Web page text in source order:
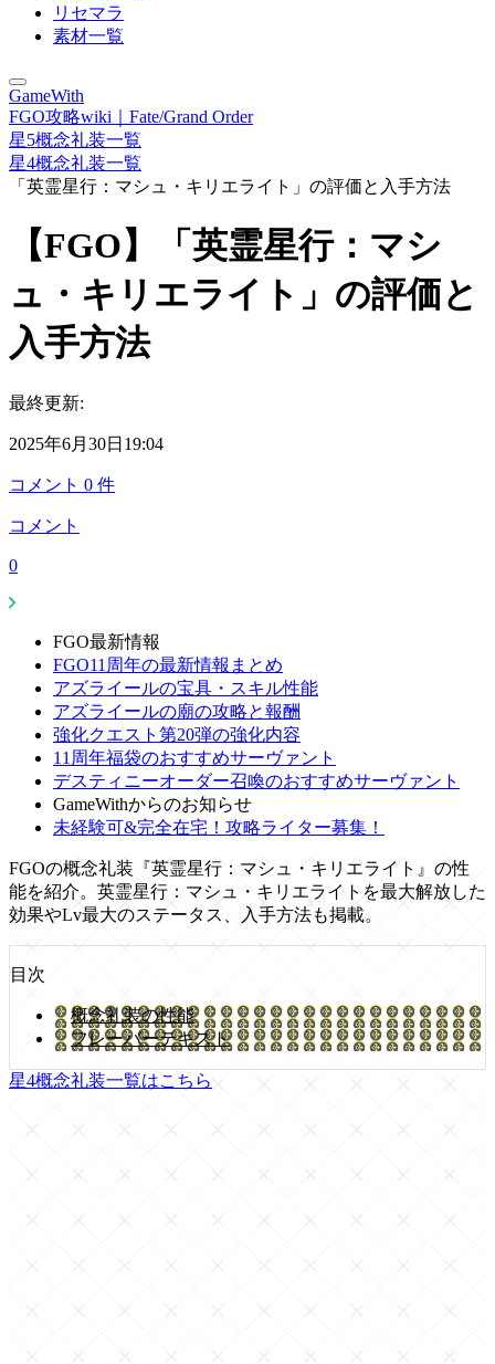
リセマラ
素材一覧
GameWith
FGO攻略wiki｜Fate/Grand Order
星5概念礼装一覧
星4概念礼装一覧
「英霊星行：マシュ・キリエライト」の評価と入手方法
【FGO】「英霊星行：マシ
ュ・キリエライト」の評価と
入手方法
最終更新:
2025年6月30日19:04
コメント 0 件
コメント
0
FGO最新情報
FGO11周年の最新情報まとめ
アズライールの宝具・スキル性能
アズライールの廟の攻略と報酬
強化クエスト第20弾の強化内容
11周年福袋のおすすめサーヴァント
デスティニーオーダー召喚のおすすめサーヴァント
GameWithからのお知らせ
未経験可&完全在宅！攻略ライター募集！
FGOの概念礼装『英霊星行：マシュ・キリエライト』の性
能を紹介。英霊星行：マシュ・キリエライトを最大解放した
効果やLv最大のステータス、入手方法も掲載。
目次
概念礼装の性能
フレーバーテキスト
星4概念礼装一覧はこちら